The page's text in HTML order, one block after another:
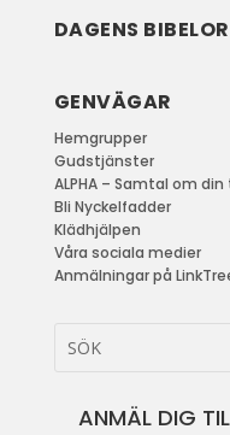
DAGENS
GENVÄGAR
Hemgrupper
Gudstjänster
ALPHA – Samtal om din
Bli Nyckelfadder
Klädhjälpen
Våra sociala medier
Anmälningar på
ANMÄL DIG